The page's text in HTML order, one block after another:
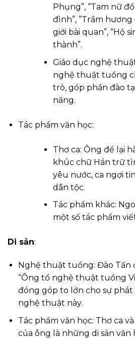
Phụng”, “Tam nữ
đình”, “Trầm hương
giới bài quan”, “Hộ
thành”.
Giáo dục nghệ
nghệ thuật tuồng
trò, góp phần đào
năng.
Tác phẩm văn học:
Thơ ca: Ông để lại
khúc chữ Hán trữ
yêu nước, ca ngợi
dân tộc.
Tác phẩm khác:
một số tác phẩm
Di sản:
Nghệ thuật tuồng: Đào Tấn
“Ông tổ nghệ thuật tuồng
đóng góp to lớn cho sự
nghệ thuật này.
Tác phẩm văn học: Thơ ca
của ông là những di sản văn